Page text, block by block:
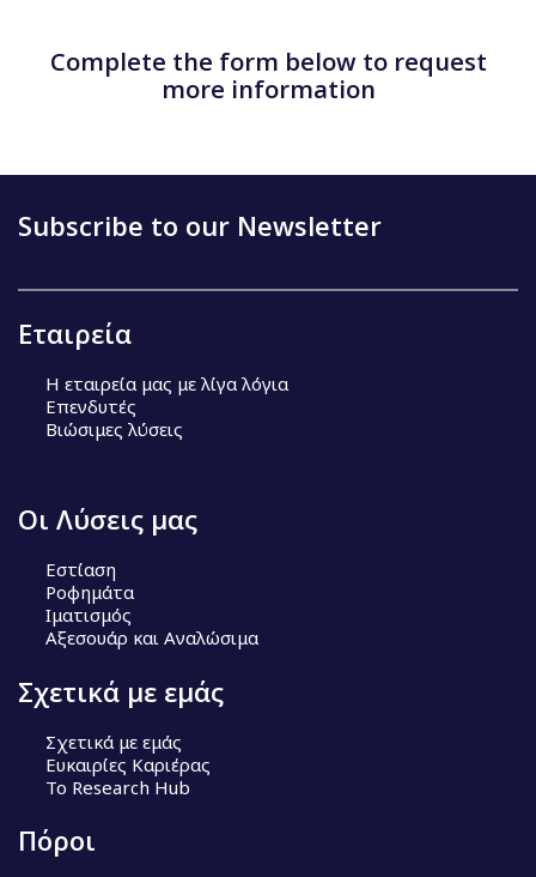
Complete the form below to request
more information
Subscribe to our Newsletter
Εταιρεία
Η εταιρεία μας με λίγα λόγια
Επενδυτές
Βιώσιμες λύσεις
Οι Λύσεις μας
Εστίαση
Ροφημάτα
Ιματισμός
Αξεσουάρ και Αναλώσιμα
Σχετικά με εμάς
Σχετικά με εμάς
Ευκαιρίες Καριέρας
Το Research Hub
Πόροι